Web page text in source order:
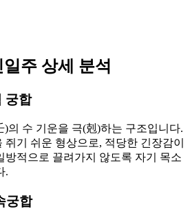
일주 상세 분석
궁합
)의 수 기운을 극(剋)하는 구조입니다.
기 쉬운 형상으로, 적당한 긴장감이
방적으로 끌려가지 않도록 자기 목소
.
궁합